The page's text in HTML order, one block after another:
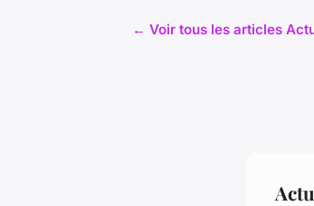
← Voir tous les articles